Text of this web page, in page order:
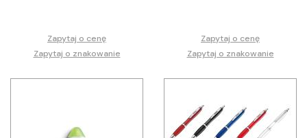
Zapytaj o cenę
Zapytaj o znakowanie
Zapytaj o cenę
Zapytaj o znakowanie